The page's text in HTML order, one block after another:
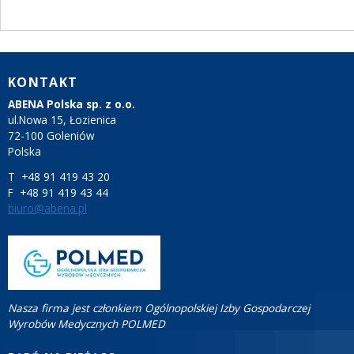
KONTAKT
ABENA Polska sp. z o.o.
ul.Nowa 15, Łozienica
72-100 Goleniów
Polska
T +48 91 419 43 20
F +48 91 419 43 44
biuro@abena.pl
Nasza firma jest członkiem Ogólnopolskiej Izby Gospodarczej
Wyrobów Medycznych POLMED